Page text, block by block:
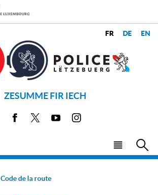
ZESUMME FIR IECH
Facebook YoutubeInstagram
Menu
Code de la route